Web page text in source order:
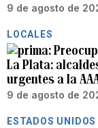
9 de agosto de
LOCALES
La Plata:
urgentes a la
9 de agosto de
ESTADOS UNIDOS